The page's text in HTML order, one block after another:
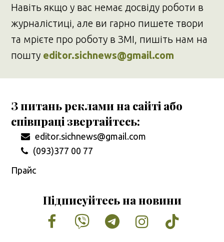
Навіть якщо у вас немає досвіду роботи в
журналістиці, але ви гарно пишете твори
та мрієте про роботу в ЗМІ, пишіть нам на
пошту editor.sichnews@gmail.com
З питань реклами на сайті або
співпраці звертайтесь:
editor.sichnews@gmail.com
(093)377 00 77
Прайс
Підписуйтесь на новини
Facebook
VimeoTumblrInstagram
Tiktok